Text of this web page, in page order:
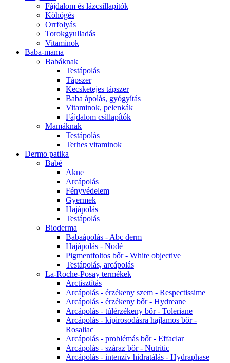
Fájdalom és lázcsillapítók
Köhögés
Orrfolyás
Torokgyulladás
Vitaminok
Baba-mama
Babáknak
Testápolás
Tápszer
Kecsketejes tápszer
Baba ápolás, gyógyítás
Vitaminok, pelenkák
Fájdalom csillapítók
Mamáknak
Testápolás
Terhes vitaminok
Dermo patika
Babé
Akne
Arcápolás
Fényvédelem
Gyermek
Hajápolás
Testápolás
Bioderma
Babaápolás - Abc derm
Hajápolás - Nodé
Pigmentfoltos bőr - White objective
Testápolás, arcápolás
La-Roche-Posay termékek
Arctisztítás
Arcápolás - érzékeny szem - Respectissime
Arcápolás - érzékeny bőr - Hydreane
Arcápolás - túlérzékeny bőr - Toleriane
Arcápolás - kipirosodásra hajlamos bőr -
Rosaliac
Arcápolás - problémás bőr - Effaclar
Arcápolás - száraz bőr - Nutritic
Arcápolás - intenzív hidratálás - Hydraphase